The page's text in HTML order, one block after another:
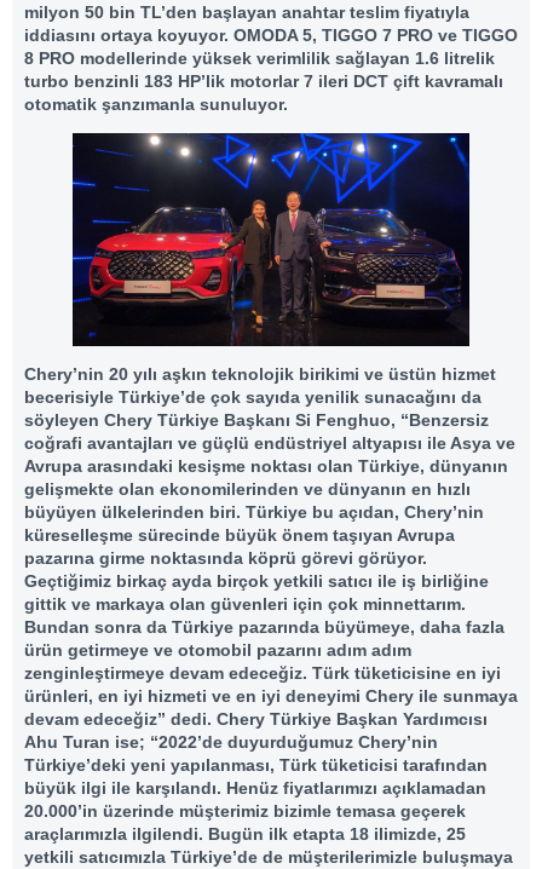
milyon 50 bin TL’den başlayan anahtar teslim fiyatıyla
iddiasını ortaya koyuyor. OMODA 5, TIGGO 7 PRO ve TIGGO
8 PRO modellerinde yüksek verimlilik sağlayan 1.6 litrelik
turbo benzinli 183 HP’lik motorlar 7 ileri DCT çift kavramalı
otomatik şanzımanla sunuluyor.
Chery’nin 20 yılı aşkın teknolojik birikimi ve üstün hizmet
becerisiyle Türkiye’de çok sayıda yenilik sunacağını da
söyleyen Chery Türkiye Başkanı Si Fenghuo, “Benzersiz
coğrafi avantajları ve güçlü endüstriyel altyapısı ile Asya ve
Avrupa arasındaki kesişme noktası olan Türkiye, dünyanın
gelişmekte olan ekonomilerinden ve dünyanın en hızlı
büyüyen ülkelerinden biri. Türkiye bu açıdan, Chery’nin
küreselleşme sürecinde büyük önem taşıyan Avrupa
pazarına girme noktasında köprü görevi görüyor.
Geçtiğimiz birkaç ayda birçok yetkili satıcı ile iş birliğine
gittik ve markaya olan güvenleri için çok minnettarım.
Bundan sonra da Türkiye pazarında büyümeye, daha fazla
ürün getirmeye ve otomobil pazarını adım adım
zenginleştirmeye devam edeceğiz. Türk tüketicisine en iyi
ürünleri, en iyi hizmeti ve en iyi deneyimi Chery ile sunmaya
devam edeceğiz” dedi. Chery Türkiye Başkan Yardımcısı
Ahu Turan ise; “2022’de duyurduğumuz Chery’nin
Türkiye’deki yeni yapılanması, Türk tüketicisi tarafından
büyük ilgi ile karşılandı. Henüz fiyatlarımızı açıklamadan
20.000’in üzerinde müşterimiz bizimle temasa geçerek
araçlarımızla ilgilendi. Bugün ilk etapta 18 ilimizde, 25
yetkili satıcımızla Türkiye’de de müşterilerimizle buluşmaya